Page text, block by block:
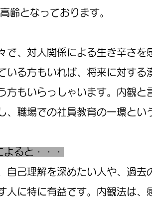
齢となっております。
、対人関係による生き辛さを
いる方もいれば、将来に対す
方もいらっしゃいます。内観
、職場での社員教育の一環とい
ると・・・
自己理解を深めたい人や、過
人に特に有益です。内観法は